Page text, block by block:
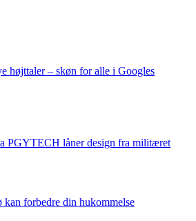
højttaler – skøn for alle i Googles
PGYTECH låner design fra militæret
forbedre din hukommelse